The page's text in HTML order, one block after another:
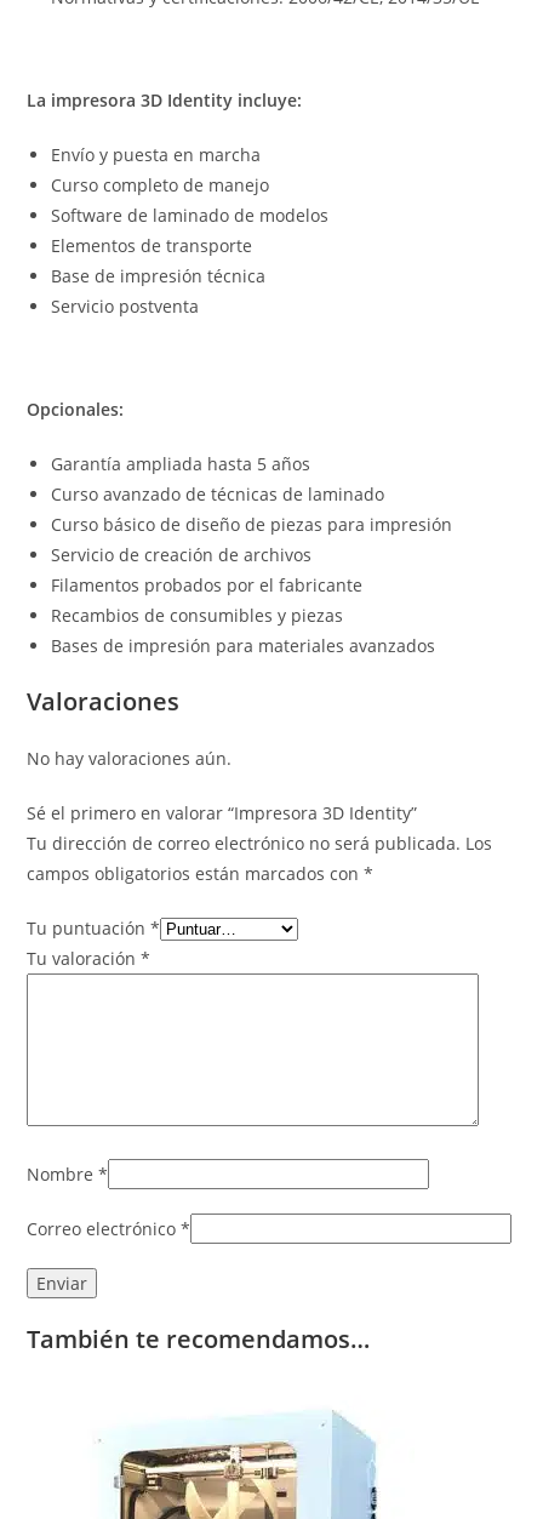
La impresora 3D Identity incluye:
Envío y puesta en marcha
Curso completo de manejo
Software de laminado de modelos
Elementos de transporte
Base de impresión técnica
Servicio postventa
Opcionales:
Garantía ampliada hasta 5 años
Curso avanzado de técnicas de laminado
Curso básico de diseño de piezas para impresión
Servicio de creación de archivos
Filamentos probados por el fabricante
Recambios de consumibles y piezas
Bases de impresión para materiales avanzados
Valoraciones
No hay valoraciones aún.
Sé el primero en valorar “Impresora 3D Identity”
Tu dirección de correo electrónico no será publicada. Los
campos obligatorios están marcados con*
Tu puntuación*
Tu valoración*
Nombre*
Correo electrónico*
También te recomendamos…